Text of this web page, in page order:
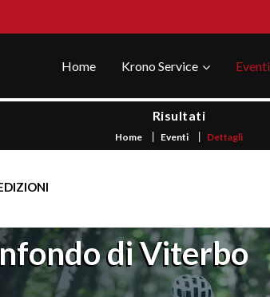
Home Krono Service Eventi
Risultati
Home Eventi Dettagli
di Viterbo